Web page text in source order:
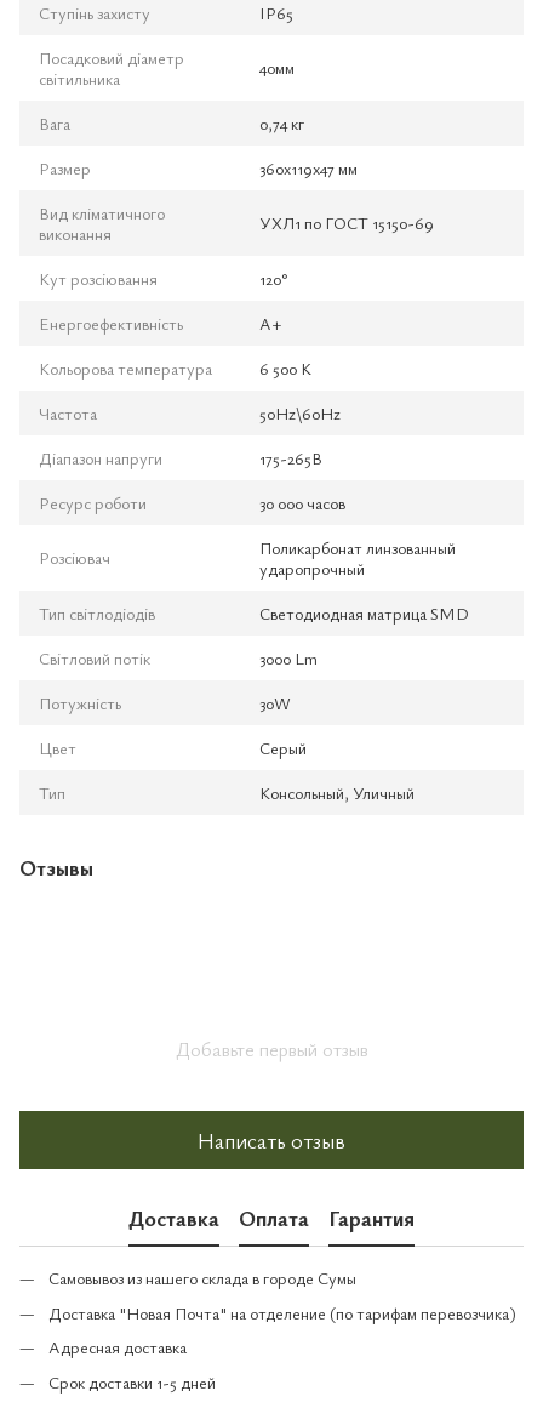
Ступінь захисту
IP65
Посадковий діаметр
світильника
40мм
Вага
0,74 кг
Размер
360х119х47 мм
Вид кліматичного
виконання
УХЛ1 по ГОСТ 15150-69
Кут розсіювання
120°
Енергоефективність
А+
Кольорова температура
6 500 K
Частота
50Hz\60Hz
Діапазон напруги
175-265В
Ресурс роботи
30 000 часов
Розсіювач
Поликарбонат линзованный
ударопрочный
Тип світлодіодів
Светодиодная матрица SMD
Світловий потік
3000 Lm
Потужність
30W
Цвет
Серый
Тип
Консольный, Уличный
Отзывы
Добавьте первый отзыв
Написать отзыв
Доставка Оплата Гарантия
Самовывоз из нашего склада в городе Сумы
Доставка "Новая Почта" на отделение (по тарифам перевозчика)
Адресная доставка
Срок доставки 1-5 дней